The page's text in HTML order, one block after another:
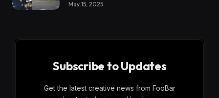
May 15, 2025
Subscribe to Updates
Get the latest creative news from FooBar